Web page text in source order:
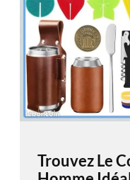
Trouvez Le